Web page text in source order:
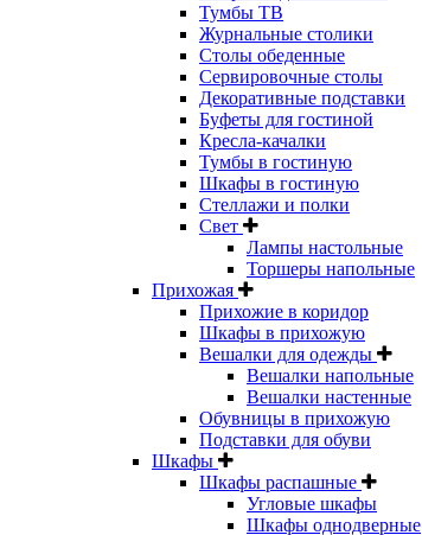
Тумбы ТВ
Журнальные столики
Столы обеденные
Сервировочные столы
Декоративные подставки
Буфеты для гостиной
Кресла-качалки
Тумбы в гостиную
Шкафы в гостиную
Стеллажи и полки
Свет
Лампы настольные
Торшеры напольные
Прихожая
Прихожие в коридор
Шкафы в прихожую
Вешалки для одежды
Вешалки напольные
Вешалки настенные
Обувницы в прихожую
Подставки для обуви
Шкафы
Шкафы распашные
Угловые шкафы
Шкафы однодверные